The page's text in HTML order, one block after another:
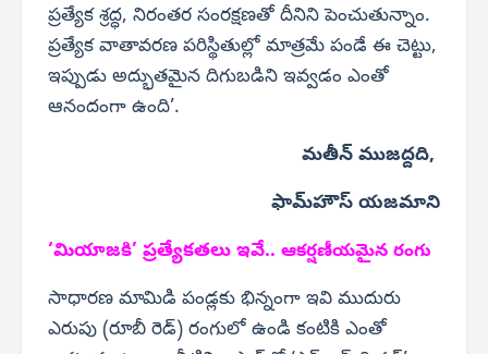
ప్రత్యేక శ్రద్ధ, నిరంతర సంరక్షణతో దీనిని పెంచుతున్నాం.
ప్రత్యేక వాతావరణ పరిస్థితుల్లో మాత్రమే పండే ఈ చెట్టు,
ఇప్పుడు అద్భుతమైన దిగుబడిని ఇవ్వడం ఎంతో
ఆనందంగా ఉంది’.
మతీన్ ముజద్దది,
ఫామ్‌హౌస్ యజమాని
‘మియాజకి’ ప్రత్యేకతలు ఇవే.. ఆకర్షణీయమైన రంగు
సాధారణ మామిడి పండ్లకు భిన్నంగా ఇవి ముదురు
ఎరుపు (రూబీ రెడ్) రంగులో ఉండి కంటికి ఎంతో